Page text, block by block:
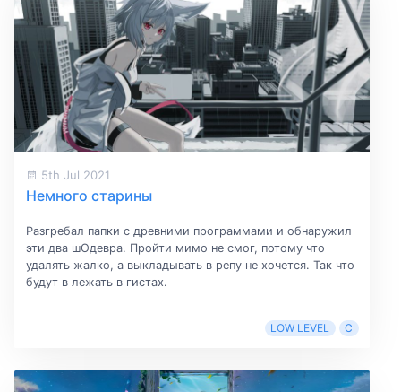
5th Jul 2021
Немного старины
Разгребал папки с древними программами и обнаружил
эти два шОдевра. Пройти мимо не смог, потому что
удалять жалко, а выкладывать в репу не хочется. Так что
будут в лежать в гистах.
LOW LEVEL C